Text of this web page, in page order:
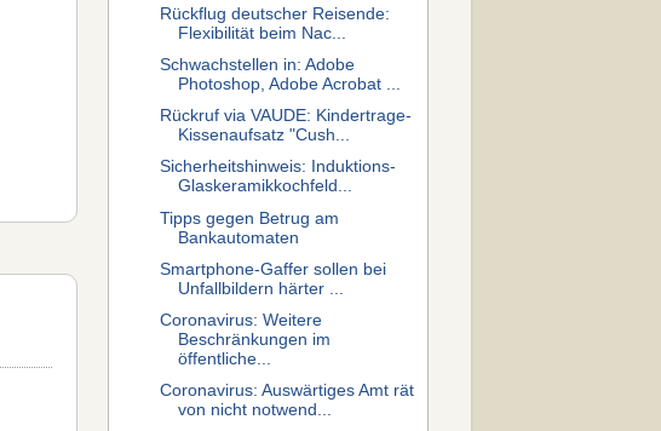
Rückflug deutscher Reisende:
Flexibilität beim Nac...
Schwachstellen in: Adobe
Photoshop, Adobe Acrobat ...
Rückruf via VAUDE: Kindertrage-
Kissenaufsatz "Cush...
Sicherheitshinweis: Induktions-
Glaskeramikkochfeld...
Tipps gegen Betrug am
Bankautomaten
Smartphone-Gaffer sollen bei
Unfallbildern härter ...
Coronavirus: Weitere
Beschränkungen im
öffentliche...
Coronavirus: Auswärtiges Amt rät
von nicht notwend...